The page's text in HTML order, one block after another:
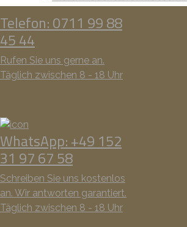
Telefon: 0711 99 88
45 44
Rufen Sie uns gerne an.
Täglich zwischen 8 - 18 Uhr
WhatsApp: +49 152
31 97 67 58
Schreiben Sie uns kostenlos
an. Wir antworten garantiert.
Täglich zwischen 8 - 18 Uhr